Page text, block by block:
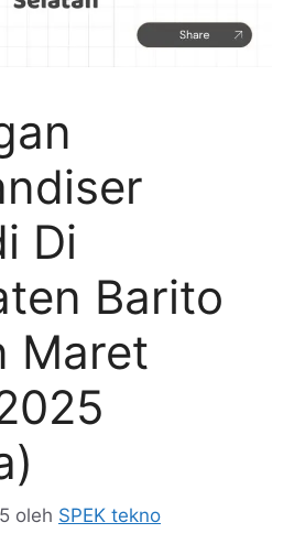
Di
Barito
Maret
oleh SPEK tekno